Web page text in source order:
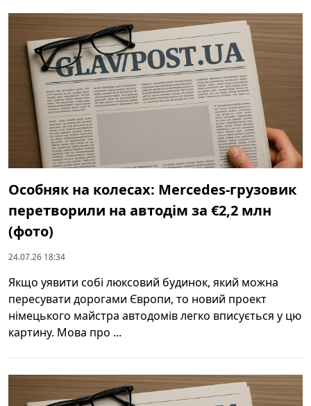
Особняк на колесах: Mercedes-грузовик
перетворили на автодім за €2,2 млн
(фото)
24.07.26 18:34
Якщо уявити собі люксовий будинок, який можна
пересувати дорогами Європи, то новий проект
німецького майстра автодомів легко вписується у цю
картину. Мова про ...